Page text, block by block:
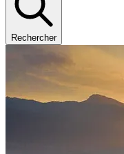
Rechercher